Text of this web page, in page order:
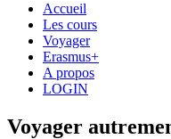
Accueil
Les cours
Voyager
Erasmus+
A propos
LOGIN
Voyager